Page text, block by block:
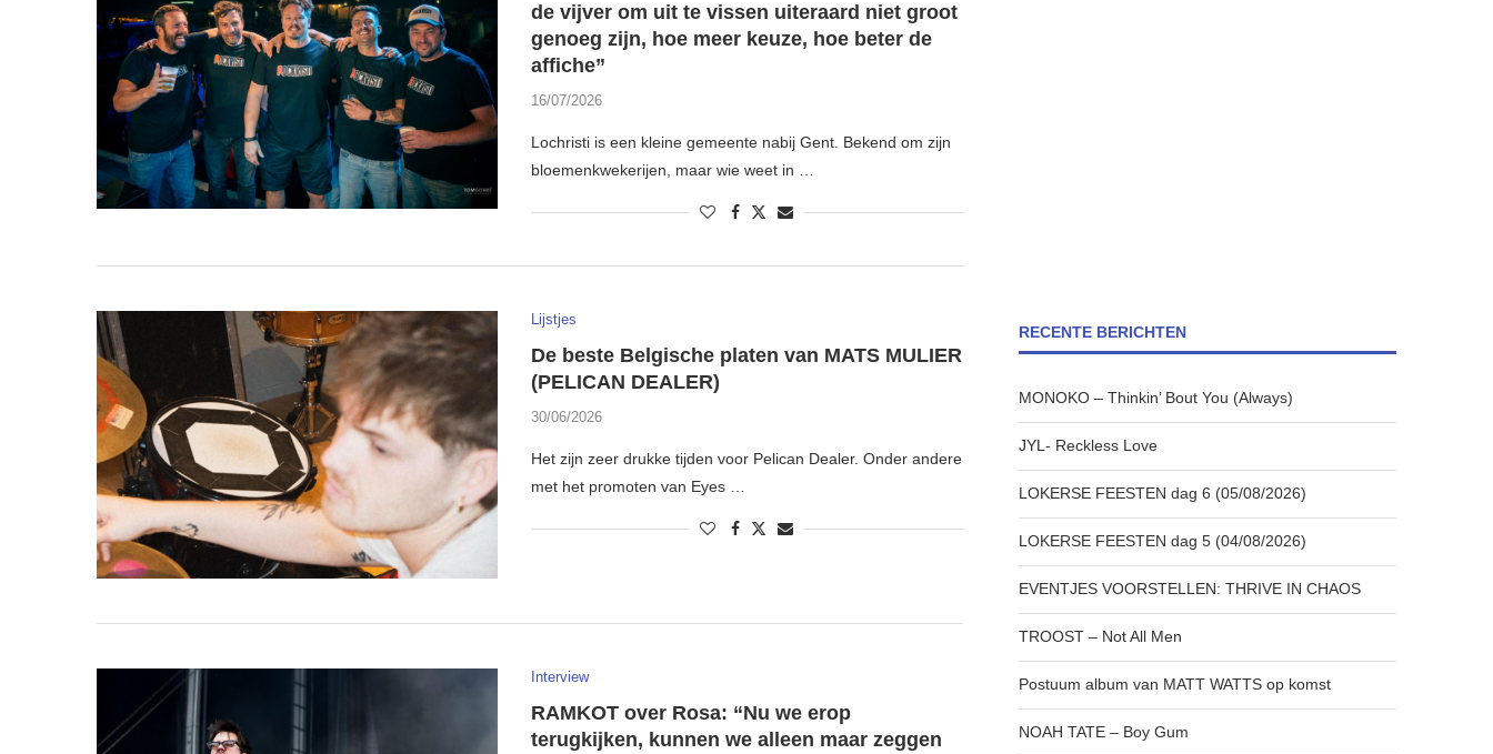
de vijver om uit te vissen uiteraard niet groot
genoeg zijn, hoe meer keuze, hoe beter de
affiche”
16/07/2026
Lochristi is een kleine gemeente nabij Gent. Bekend om zijn
bloemenkwekerijen, maar wie weet in …
Lijstjes
De beste Belgische platen van MATS MULIER
(PELICAN DEALER)
30/06/2026
Het zijn zeer drukke tijden voor Pelican Dealer. Onder andere
met het promoten van Eyes …
Interview
RAMKOT over Rosa: “Nu we erop
terugkijken, kunnen we alleen maar zeggen
RECENTE BERICHTEN
MONOKO – Thinkin’ Bout You (Always)
JYL- Reckless Love
LOKERSE FEESTEN dag 6 (05/08/2026)
LOKERSE FEESTEN dag 5 (04/08/2026)
EVENTJES VOORSTELLEN: THRIVE IN CHAOS
TROOST – Not All Men
Postuum album van MATT WATTS op komst
NOAH TATE – Boy Gum